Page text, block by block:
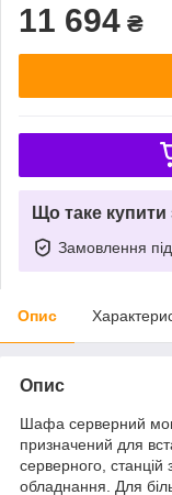
11 694 ₴
Що таке
Замовлення
Опис
Опис
Шафа серверний
призначений для
серверного, станцій
обладнання. Для